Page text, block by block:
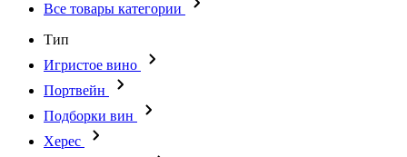
Все товары категории
Тип
Игристое вино
Портвейн
Подборки вин
Херес